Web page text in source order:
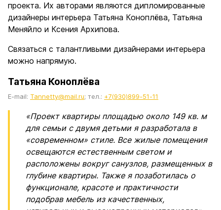
проекта. Их авторами являются дипломированные
дизайнеры интерьера Татьяна Коноплёва, Татьяна
Меняйло и Ксения Архипова.
Связаться с талантливыми дизайнерами интерьера
можно напрямую.
Татьяна Коноплёва
E-mail: Tannetty@mail.ru; тел.: +7(930)899-51-11
«Проект квартиры площадью около 149 кв. м
для семьи с двумя детьми я разработала в
«современном» стиле. Все жилые помещения
освещаются естественным светом и
расположены вокруг санузлов, размещенных в
глубине квартиры. Также я позаботилась о
функционале, красоте и практичности
подобрав мебель из качественных,